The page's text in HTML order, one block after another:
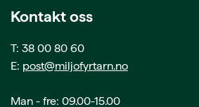
Kontakt oss
T: 38 00 80 60
E: post@miljofyrtarn.no
Man - fre: 09.00-15.00